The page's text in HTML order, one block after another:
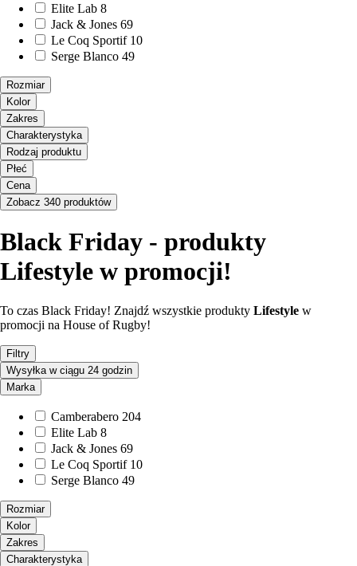
Elite Lab 8
Jack & Jones 69
Le Coq Sportif 10
Serge Blanco 49
Rozmiar
Kolor
Zakres
Charakterystyka
Rodzaj produktu
Płeć
Cena
Zobacz 340 produktów
Black Friday - produkty
Lifestyle w promocji!
To czas Black Friday! Znajdź wszystkie produkty Lifestyle w
promocji na House of Rugby!
Filtry
Wysyłka w ciągu 24 godzin
Marka
Camberabero 204
Elite Lab 8
Jack & Jones 69
Le Coq Sportif 10
Serge Blanco 49
Rozmiar
Kolor
Zakres
Charakterystyka